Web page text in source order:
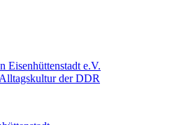
Eisenhüttenstadt e.V.
der DDR